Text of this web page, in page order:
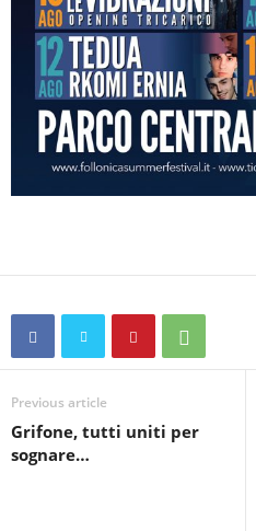
Previous article
Grifone, tutti uniti per
sognare…